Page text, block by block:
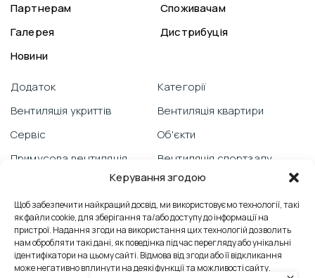
Керування згодою
Щоб забезпечити найкращий досвід, ми використовуємо технології, такі
як файли cookie, для зберігання та/або доступу до інформації на
пристрої. Надання згоди на використання цих технологій дозволить
нам обробляти такі дані, як поведінка під час перегляду або унікальні
ідентифікатори на цьому сайті. Відмова від згоди або її відкликання
може негативно вплинути на деякі функції та можливості сайту.
Партнерам
Споживачам
Галерея
Дистрибуція
Новини
Додаток
Вентиляція укриттів
Сервіс
Примусова вентиляція
PRANA зі смартфону
Технічна підтримка
Боротьба з пліснявою
Категорії
Вентиляція квартири
Об'єкти
Вентиляція спортзалу
Відеоблог
Вентиляція школи
Відгуки
Вентиляція офісу